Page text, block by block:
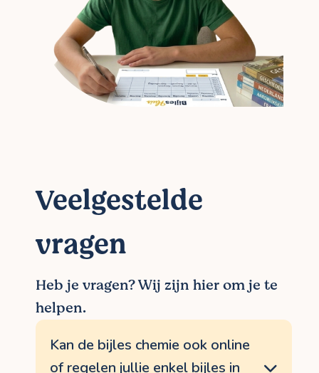
Veelgestelde
vragen
Heb je vragen? Wij zijn hier om je te
helpen.
Kan de bijles chemie ook online
of regelen jullie enkel bijles in